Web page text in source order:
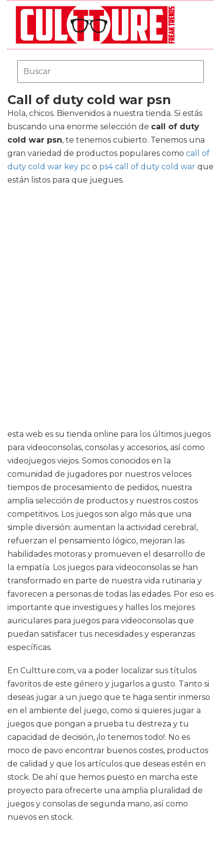
Call of duty cold war psn
Hola, chicos. Bienvenidos a nuestra tienda. Si estás
buscando una enorme selección de call of duty
cold war psn, te tenemos cubierto. Tenemos una
gran variedad de productos populares como call of
duty cold war key pc o ps4 call of duty cold war que
están listos para que juegues.
esta web es su tienda online para los últimos juegos
para videoconsolas, consolas y accesorios, así como
videojuegos viejos. Somos conocidos en la
comunidad de jugadores por nuestros veloces
tiempos de procesamiento de pedidos, nuestra
amplia selección de productos y nuestros costos
competitivos. Los juegos son algo más que una
simple diversión: aumentan la actividad cerebral,
refuerzan el pensamiento lógico, mejoran las
habilidades motoras y promueven el desarrollo de
la empatía. Los juegos para videoconsolas se han
transformado en parte de nuestra vida rutinaria y
favorecen a personas de todas las edades. Por eso es
importante que investigues y halles los mejores
auriculares para juegos para videoconsolas que
puedan satisfacer tus necesidades y esperanzas
específicas.
En Cultture.com, va a poder localizar sus títulos
favoritos de este género y jugarlos a gusto. Tanto si
deseas jugar a un juego que te haga sentir inmerso
en el ambiente del juego, como si quieres jugar a
juegos que pongan a prueba tu destreza y tu
capacidad de decisión, ¡lo tenemos todo!. No es
moco de pavo encontrar buenos costes, productos
de calidad y que los artículos que deseas estén en
stock. De ahí que hemos puesto en marcha este
proyecto para ofrecerte una amplia pluralidad de
juegos y consolas de segunda mano, así como
nuevos en stock.